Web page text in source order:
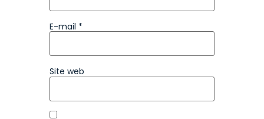
E-mail *
Site web